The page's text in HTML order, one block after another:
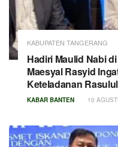
KABUPATEN TANGERANG
Hadiri Maulid Nabi
Maesyal Rasyid
Keteladanan
KABAR BANTEN 10